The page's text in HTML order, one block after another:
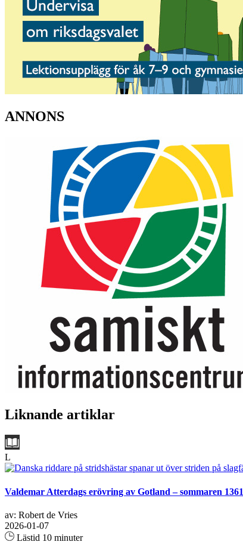
ANNONS
Liknande artiklar
L
Valdemar Atterdags erövring av Gotland – sommaren 1361
av: Robert de Vries
2026-01-07
Lästid 10 minuter